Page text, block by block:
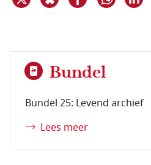
Bundel
Bundel 25: Levend archief
Lees meer